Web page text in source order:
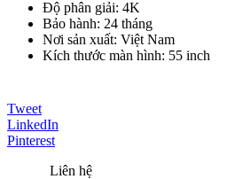
Độ phân giải: 4K
Bảo hành: 24 tháng
Nơi sản xuất: Việt Nam
Kích thước màn hình: 55 inch
Tweet
LinkedIn
Pinterest
Liên hệ